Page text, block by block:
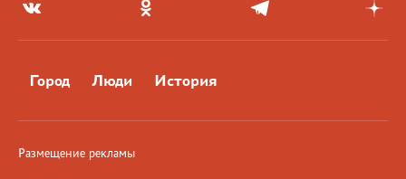
Город Люди История
Размещение рекламы